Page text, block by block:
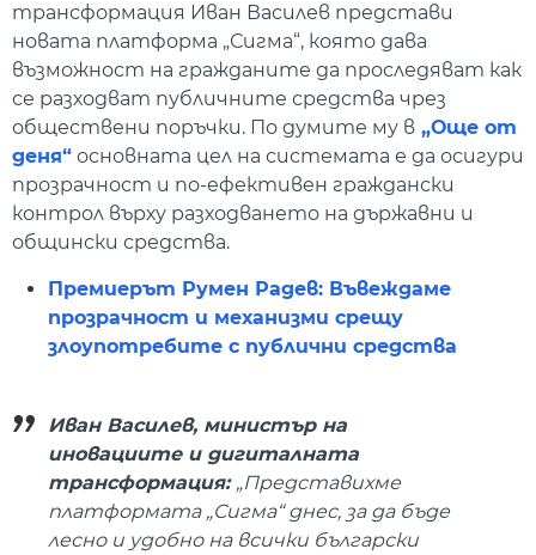
трансформация Иван Василев представи
новата платформа „Сигма“, която дава
възможност на гражданите да проследяват как
се разходват публичните средства чрез
обществени поръчки. По думите му в „Още от
деня“ основната цел на системата е да осигури
прозрачност и по-ефективен граждански
контрол върху разходването на държавни и
общински средства.
Премиерът Румен Радев: Въвеждаме
прозрачност и механизми срещу
злоупотребите с публични средства
Иван Василев, министър на
иновациите и дигиталната
трансформация: „Представихме
платформата „Сигма“ днес, за да бъде
лесно и удобно на всички български